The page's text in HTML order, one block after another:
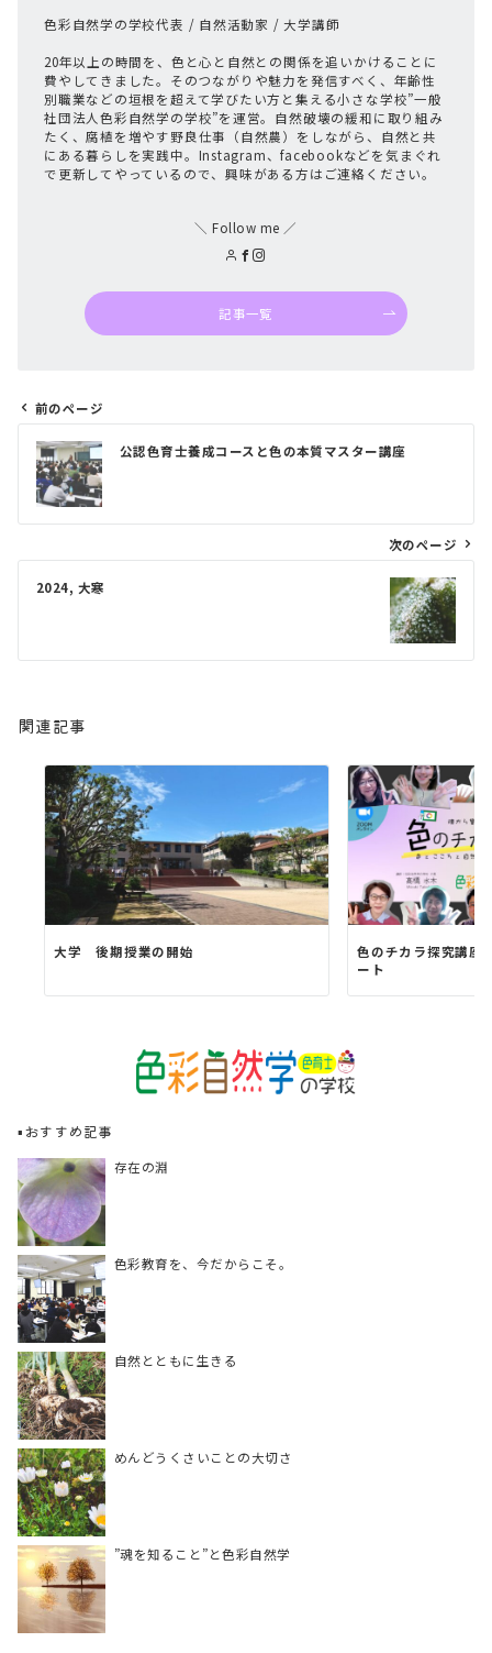
色彩自然学の学校代表 / 自然活動家 / 大学講師
20年以上の時間を、色と心と自然との関係を追いかけることに
費やしてきました。そのつながりや魅力を発信すべく、年齢性
別職業などの垣根を超えて学びたい方と集える小さな学校”一般
社団法人色彩自然学の学校”を運営。自然破壊の緩和に取り組み
たく、腐植を増やす野良仕事（自然農）をしながら、自然と共
にある暮らしを実践中。Instagram、facebookなどを気まぐれ
で更新してやっているので、興味がある方はご連絡ください。
＼ Follow me ／
記事一覧
ビ
ン
前のページ
公認色育士養成コースと色の本質マスター講座
次のページ
2024, 大寒
関連記事
大学 後期授業の開始
色のチカラ探究講座
ート
▪️おすすめ記事
存在の淵
色彩教育を、今だからこそ。
自然とともに生きる
めんどうくさいことの大切さ
”魂を知ること”と色彩自然学